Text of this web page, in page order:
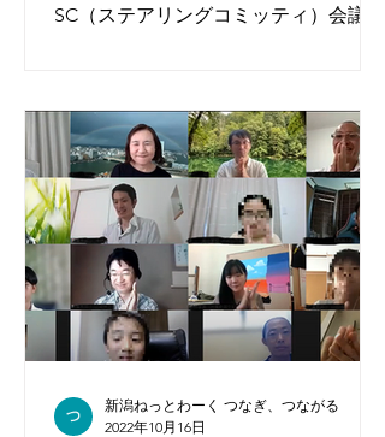
SC（ステアリングコミッティ）会議が
て会ったというメンバーもいました。
しかし、会が始まればいつもよりもよ
り和気藹々と活動を進めることが...
新潟ねっとわーく つなぎ、つながる
2022年10月16日